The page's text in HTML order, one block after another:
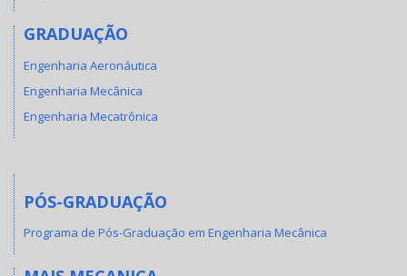
GRADUAÇÃO
Engenharia Aeronáutica
Engenharia Mecânica
Engenharia Mecatrônica
PÓS-GRADUAÇÃO
Programa de Pós-Graduação em Engenharia Mecânica